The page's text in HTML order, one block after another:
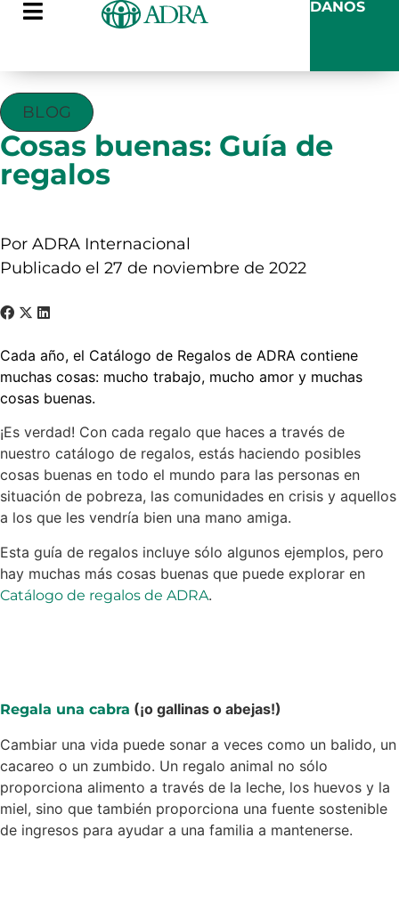
DANOS
BLOG
Cosas buenas: Guía de
regalos
Por ADRA Internacional
Publicado el 27 de noviembre de 2022
Cada año, el Catálogo de Regalos de ADRA contiene
muchas cosas: mucho trabajo, mucho amor y muchas
cosas buenas.
¡Es verdad! Con cada regalo que haces a través de
nuestro catálogo de regalos, estás haciendo posibles
cosas buenas en todo el mundo para las personas en
situación de pobreza, las comunidades en crisis y aquellos
a los que les vendría bien una mano amiga.
Esta guía de regalos incluye sólo algunos ejemplos, pero
hay muchas más cosas buenas que puede explorar en
Catálogo de regalos de ADRA.
Regala una cabra (¡o gallinas o abejas!)
Cambiar una vida puede sonar a veces como un balido, un
cacareo o un zumbido. Un regalo animal no sólo
proporciona alimento a través de la leche, los huevos y la
miel, sino que también proporciona una fuente sostenible
de ingresos para ayudar a una familia a mantenerse.